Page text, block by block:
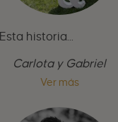
Esta historia...
Carlota y Gabriel
Ver más